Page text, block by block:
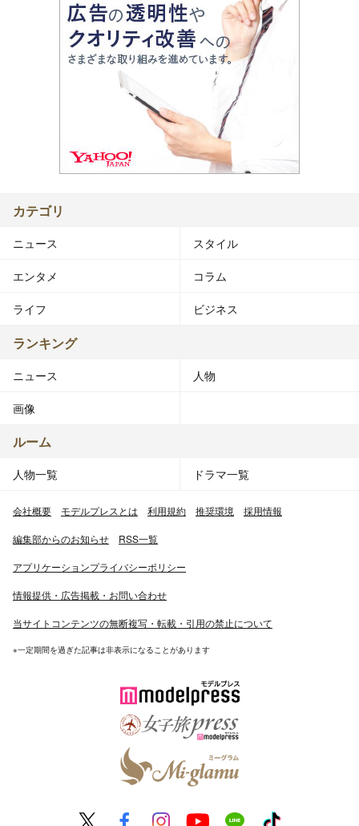
カテゴリ
ニュース スタイル
エンタメ コラム
ライフ ビジネス
ランキング
ニュース 人物
画像
ルーム
人物一覧 ドラマ一覧
会社概要 モデルプレスとは 利用規約 推奨環境 採用情報
編集部からのお知らせ RSS一覧
アプリケーションプライバシーポリシー
情報提供・広告掲載・お問い合わせ
当サイトコンテンツの無断複写・転載・引用の禁止について
※一定期間を過ぎた記事は非表示になることがあります